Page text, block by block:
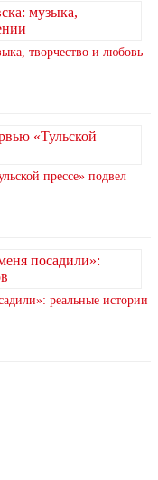
творчество и любовь
прессе» подвел
реальные истории